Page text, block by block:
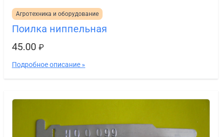
Агротехника и оборудование
Поилка ниппельная
45.00 ₽
Подробное описание »